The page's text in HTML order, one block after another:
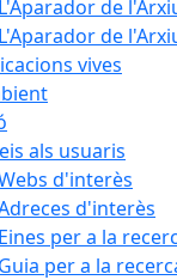
L'Aparador de
L'Aparador de
vives
als usuaris
d'interès
d'interès
Eines per a la
Guia per a la